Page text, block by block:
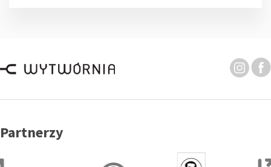
Partnerzy